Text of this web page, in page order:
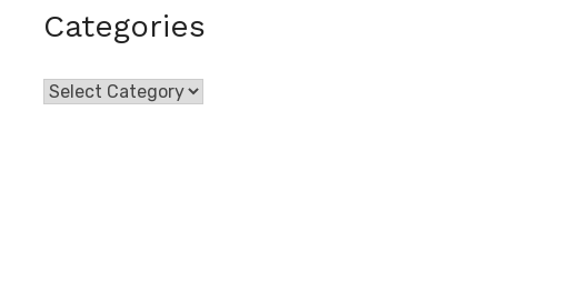
Categories
Categories